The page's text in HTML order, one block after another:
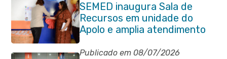
SEMED inaugura Sala de
Recursos em unidade do
Apolo e amplia atendimento
especializado na rede
municipal
Publicado em 08/07/2026